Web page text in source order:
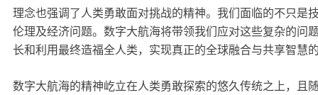
理念也强调了人类勇敢面对挑战的精神。我们面临的不只是
伦理及经济问题。数字大航海将带领我们应对这些复杂的问
长和利用最终造福全人类，实现真正的全球融合与共享智慧
数字大航海的精神屹立在人类勇敢探索的悠久传统之上，且